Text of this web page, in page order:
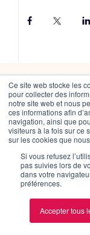
Ce site web stocke les
pour collecter des
notre site web et nous
ces informations afin
navigation, ainsi que
visiteurs à la fois sur ce
sur les cookies que
Si vous refusez
pas suivies lors de
dans votre
préférences.
Accepter tous
Vous
Nos
vous
votre